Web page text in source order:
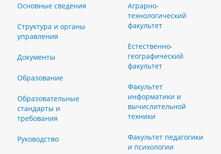
Основные сведения
Структура и органы
управления
Документы
Образование
Образовательные
стандарты и
требования
Руководство
Аграрно-
технологический
факультет
Естественно-
географический
факультет
Факультет
информатики и
вычислительной
техники
Факультет педагогики
и психологии